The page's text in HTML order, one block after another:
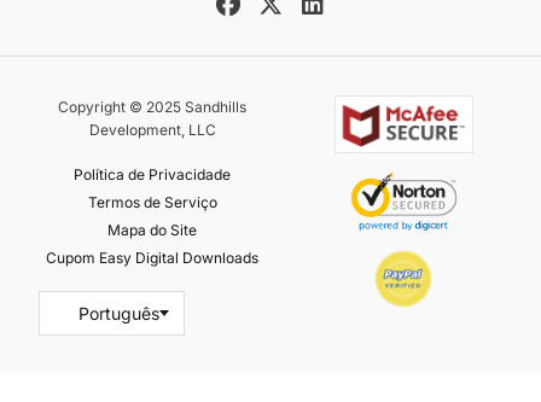
Copyright © 2025 Sandhills
Development, LLC
Política de Privacidade
Termos de Serviço
Mapa do Site
Cupom Easy Digital Downloads